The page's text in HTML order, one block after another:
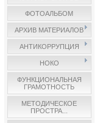
ФОТОАЛЬБОМ
АРХИВ МАТЕРИАЛОВ
АНТИКОРРУПЦИЯ
НОКО
ФУНКЦИОНАЛЬНАЯ
ГРАМОТНОСТЬ
МЕТОДИЧЕСКОЕ
ПРОСТРА...